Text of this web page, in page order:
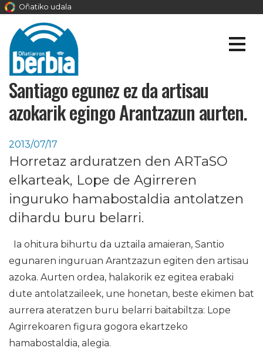
Oñatiko udala
Santiago egunez ez da artisau
azokarik egingo Arantzazun aurten.
2013/07/17
Horretaz arduratzen den ARTaSO
elkarteak, Lope de Agirreren
inguruko hamabostaldia antolatzen
dihardu buru belarri.
Ia ohitura bihurtu da uztaila amaieran, Santio
egunaren inguruan Arantzazun egiten den artisau
azoka. Aurten ordea, halakorik ez egitea erabaki
dute antolatzaileek, une honetan, beste ekimen bat
aurrera ateratzen buru belarri baitabiltza: Lope
Agirrekoaren figura gogora ekartzeko
hamabostaldia, alegia.